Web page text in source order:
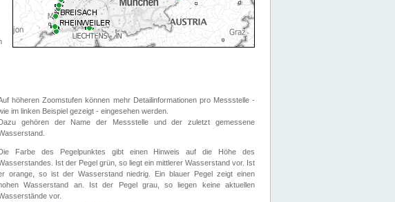
höheren Zoomstufen können mehr Detailinformationen pro Messstelle -
im linken Beispiel gezeigt - eingesehen werden.
gehören der Name der Messstelle und der zuletzt gemessene
Farbe des Pegelpunktes gibt einen Hinweis auf die Höhe des
Ist der Pegel grün, so liegt ein mittlerer Wasserstand vor. Ist
orange, so ist der Wasserstand niedrig. Ein blauer Pegel zeigt einen
Wasserstand an. Ist der Pegel grau, so liegen keine aktuellen
vor.